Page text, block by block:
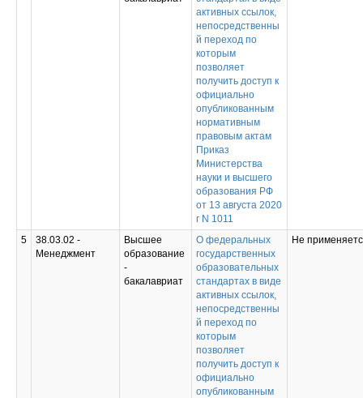
активных ссылок,
непосредственны
й переход по
которым
позволяет
получить доступ к
официально
опубликованным
нормативным
правовым актам
Приказ
Министерства
науки и высшего
образования РФ
от 13 августа 2020
г N 1011
5
38.03.02 -
Менеджмент
Высшее
образование
-
бакалавриат
О федеральных
государственных
образовательных
стандартах в виде
активных ссылок,
непосредственны
й переход по
которым
позволяет
получить доступ к
официально
опубликованным
Не